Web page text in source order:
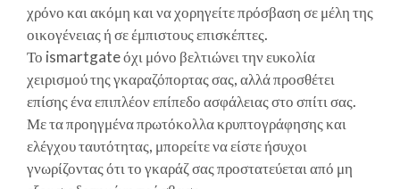
χρόνο και ακόμη και να χορηγείτε πρόσβαση σε μέλη της
οικογένειας ή σε έμπιστους επισκέπτες.
Το ismartgate όχι μόνο βελτιώνει την ευκολία
χειρισμού της γκαραζόπορτας σας, αλλά προσθέτει
επίσης ένα επιπλέον επίπεδο ασφάλειας στο σπίτι σας.
Με τα προηγμένα πρωτόκολλα κρυπτογράφησης και
ελέγχου ταυτότητας, μπορείτε να είστε ήσυχοι
γνωρίζοντας ότι το γκαράζ σας προστατεύεται από μη